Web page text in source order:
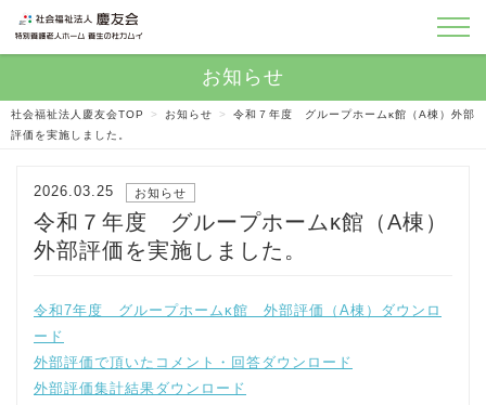
社会福祉法人慶友会TOP > お知らせ >
令和７年度 グループホームκ館（A棟）外部
評価を実施しました。
2026.03.25 お知らせ
令和７年度 グループホームκ館（A棟）
外部評価を実施しました。
令和7年度 グループホームκ館 外部評価（A棟） ダウンロ
ード
外部評価で頂いたコメント・回答ダウンロード
外部評価集計結果ダウンロード